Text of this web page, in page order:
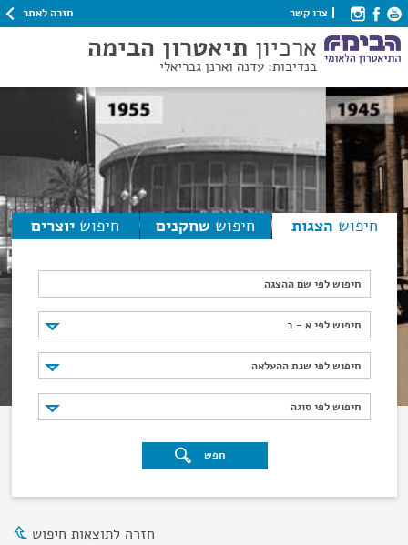
צרו קשר חזרה לאתר
ארכיון תיאטרון הבימה
בנדיבות: עדנה וארנן גבריאלי
חיפוש הצגות חיפוש שחקנים חיפוש יוצרים
חיפוש לפי שם ההצגה
חיפוש לפי א - ב
חיפוש לפי א - ב
חיפוש לפי שנת ההעלאה
חיפוש לפי שנת ההעלאה
חיפוש לפי סוגה
חיפוש לפי סוגה
חפש
חזרה לתוצאות חיפוש